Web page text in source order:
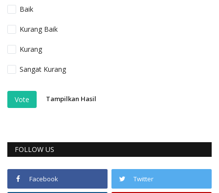
Baik
Kurang Baik
Kurang
Sangat Kurang
Vote Tampilkan Hasil
FOLLOW US
Facebook Twitter